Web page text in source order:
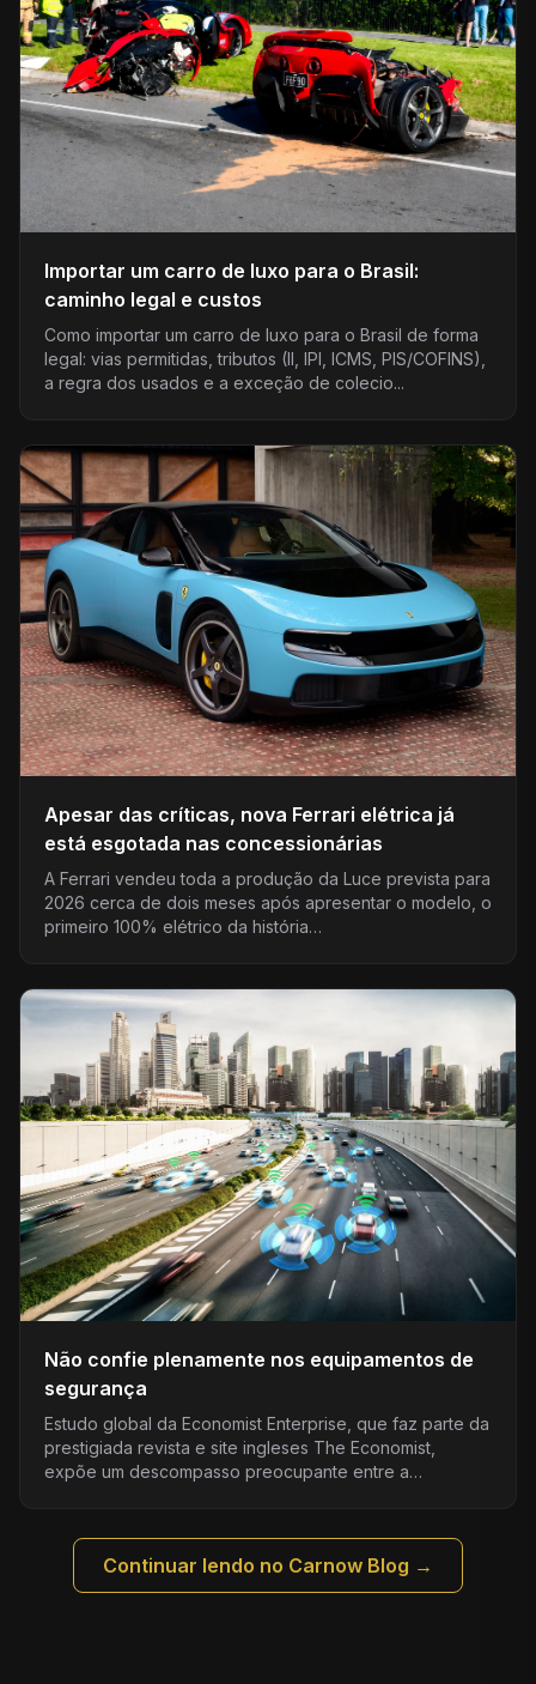
Importar um carro de luxo para o Brasil:
caminho legal e custos
Como importar um carro de luxo para o Brasil de forma
legal: vias permitidas, tributos (II, IPI, ICMS, PIS/COFINS),
a regra dos usados e a exceção de colecio...
Apesar das críticas, nova Ferrari elétrica já
está esgotada nas concessionárias
A Ferrari vendeu toda a produção da Luce prevista para
2026 cerca de dois meses após apresentar o modelo, o
primeiro 100% elétrico da história…
Não confie plenamente nos equipamentos de
segurança
Estudo global da Economist Enterprise, que faz parte da
prestigiada revista e site ingleses The Economist,
expõe um descompasso preocupante entre a
Continuar lendo no Carnow Blog →